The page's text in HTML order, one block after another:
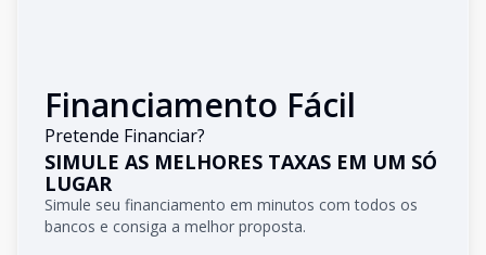
Financiamento Fácil
Pretende Financiar?
SIMULE AS MELHORES TAXAS EM UM SÓ
LUGAR
Simule seu financiamento em minutos com todos os
bancos e consiga a melhor proposta.